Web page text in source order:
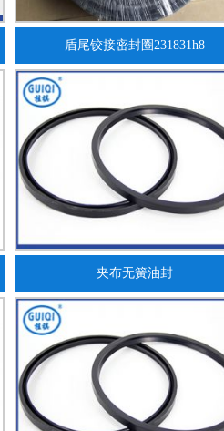
盾尾铰接密封圈231831h8
夹布无簧油封